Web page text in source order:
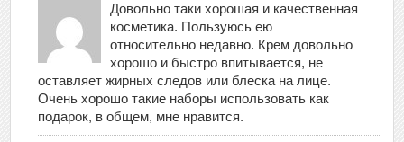
Довольно таки хорошая и качественная
косметика. Пользуюсь ею
относительно недавно. Крем довольно
хорошо и быстро впитывается, не
оставляет жирных следов или блеска на лице.
Очень хорошо такие наборы использовать как
подарок, в общем, мне нравится.